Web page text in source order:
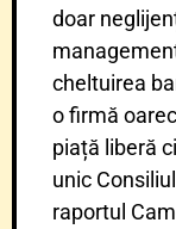
doar
cheltuirea
o firmă
piață liberă
unic
raportul